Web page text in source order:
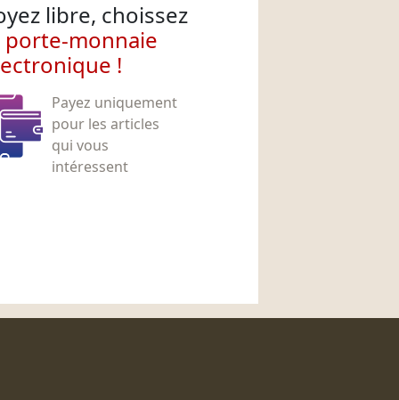
libre, choissez
porte-monnaie
!
Payez uniquement
pour les articles
qui vous
intéressent